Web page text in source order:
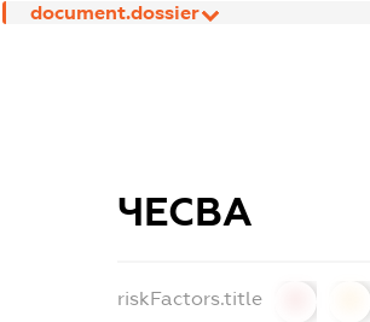
document.dossier
ЧЕСВА
riskFactors.title